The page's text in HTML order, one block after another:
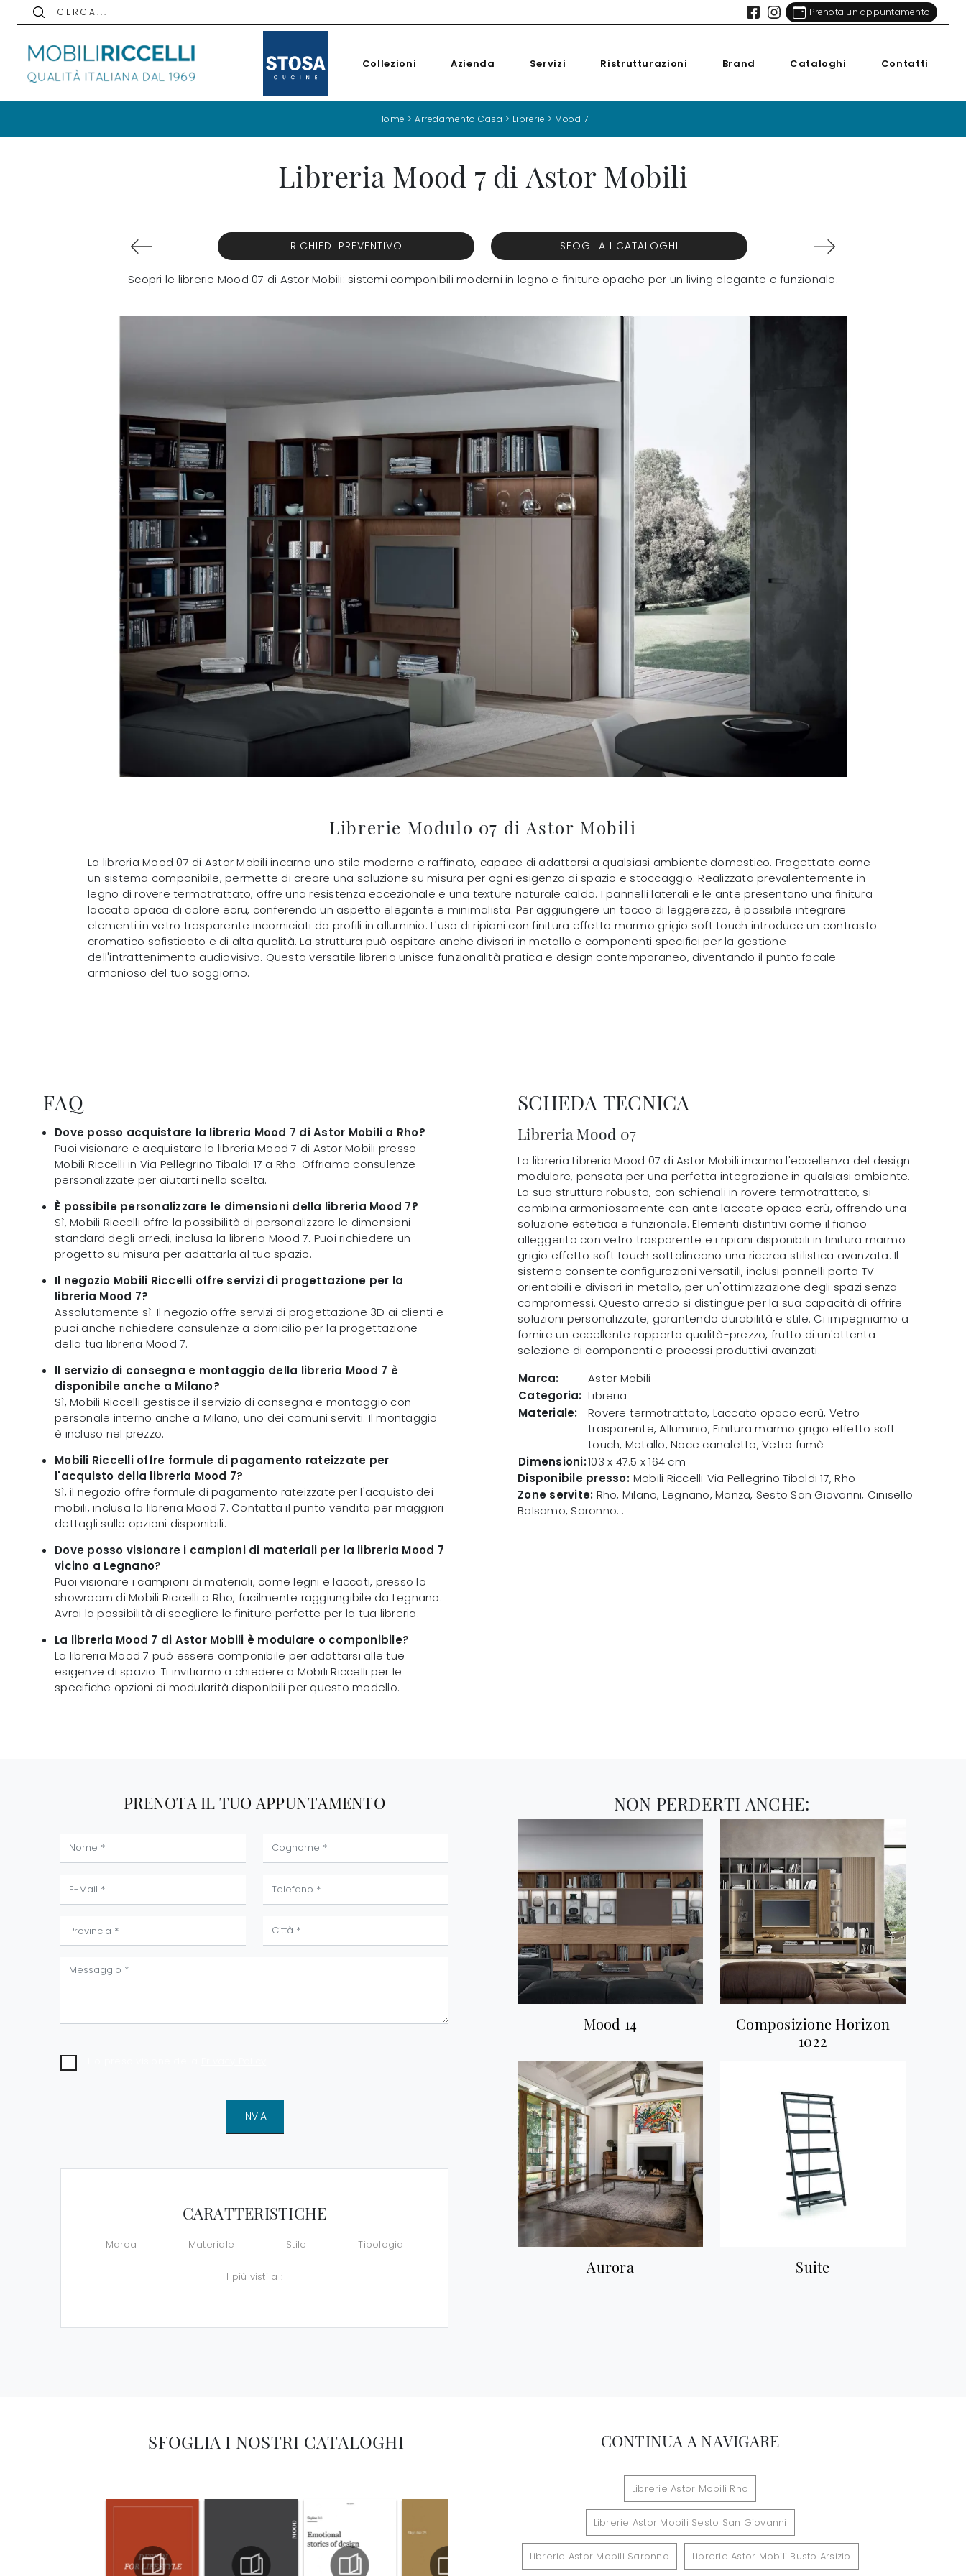
C E R C A . . . Prenota un appuntamento
Collezioni Azienda Servizi Ristrutturazioni Brand Cataloghi Contatti
Home >Arredamento Casa > Librerie > Mood 7
Libreria Mood 7 di Astor Mobili
RICHIEDI PREVENTIVO SFOGLIA I CATALOGHI
Scopri le librerie Mood 07 di Astor Mobili: sistemi componibili moderni in legno e finiture opache per un living elegante e funzionale.
Librerie Modulo 07 di Astor Mobili
La libreria Mood 07 di Astor Mobili incarna uno stile moderno e raffinato, capace di adattarsi a qualsiasi ambiente domestico. Progettata come
un sistema componibile, permette di creare una soluzione su misura per ogni esigenza di spazio e stoccaggio. Realizzata prevalentemente in
legno di rovere termotrattato, offre una resistenza eccezionale e una texture naturale calda. I pannelli laterali e le ante presentano una finitura
laccata opaca di colore ecru, conferendo un aspetto elegante e minimalista. Per aggiungere un tocco di leggerezza, è possibile integrare
elementi in vetro trasparente incorniciati da profili in alluminio. L'uso di ripiani con finitura effetto marmo grigio soft touch introduce un contrasto
cromatico sofisticato e di alta qualità. La struttura può ospitare anche divisori in metallo e componenti specifici per la gestione
dell'intrattenimento audiovisivo. Questa versatile libreria unisce funzionalità pratica e design contemporaneo, diventando il punto focale
armonioso del tuo soggiorno.
FAQ
Dove posso acquistare la libreria Mood 7 di Astor Mobili a Rho?
Puoi visionare e acquistare la libreria Mood 7 di Astor Mobili presso
Mobili Riccelli in Via Pellegrino Tibaldi 17 a Rho. Offriamo consulenze
personalizzate per aiutarti nella scelta.
È possibile personalizzare le dimensioni della libreria Mood 7?
Sì, Mobili Riccelli offre la possibilità di personalizzare le dimensioni
standard degli arredi, inclusa la libreria Mood 7. Puoi richiedere un
progetto su misura per adattarla al tuo spazio.
Il negozio Mobili Riccelli offre servizi di progettazione per la
libreria Mood 7?
Assolutamente sì. Il negozio offre servizi di progettazione 3D ai clienti e
puoi anche richiedere consulenze a domicilio per la progettazione
della tua libreria Mood 7.
Il servizio di consegna e montaggio della libreria Mood 7 è
disponibile anche a Milano?
Sì, Mobili Riccelli gestisce il servizio di consegna e montaggio con
personale interno anche a Milano, uno dei comuni serviti. Il montaggio
è incluso nel prezzo.
Mobili Riccelli offre formule di pagamento rateizzate per
l'acquisto della libreria Mood 7?
Sì, il negozio offre formule di pagamento rateizzate per l'acquisto dei
mobili, inclusa la libreria Mood 7. Contatta il punto vendita per maggiori
dettagli sulle opzioni disponibili.
Dove posso visionare i campioni di materiali per la libreria Mood 7
vicino a Legnano?
Puoi visionare i campioni di materiali, come legni e laccati, presso lo
showroom di Mobili Riccelli a Rho, facilmente raggiungibile da Legnano.
Avrai la possibilità di scegliere le finiture perfette per la tua libreria.
La libreria Mood 7 di Astor Mobili è modulare o componibile?
La libreria Mood 7 può essere componibile per adattarsi alle tue
esigenze di spazio. Ti invitiamo a chiedere a Mobili Riccelli per le
specifiche opzioni di modularità disponibili per questo modello.
SCHEDA TECNICA
Libreria Mood 07
La libreria Libreria Mood 07 di Astor Mobili incarna l'eccellenza del design
modulare, pensata per una perfetta integrazione in qualsiasi ambiente.
La sua struttura robusta, con schienali in rovere termotrattato, si
combina armoniosamente con ante laccate opaco ecrù, offrendo una
soluzione estetica e funzionale. Elementi distintivi come il fianco
alleggerito con vetro trasparente e i ripiani disponibili in finitura marmo
grigio effetto soft touch sottolineano una ricerca stilistica avanzata. Il
sistema consente configurazioni versatili, inclusi pannelli porta TV
orientabili e divisori in metallo, per un'ottimizzazione degli spazi senza
compromessi. Questo arredo si distingue per la sua capacità di offrire
soluzioni personalizzate, garantendo durabilità e stile. Ci impegniamo a
fornire un eccellente rapporto qualità-prezzo, frutto di un'attenta
selezione di componenti e processi produttivi avanzati.
Marca:
Astor Mobili
Categoria: Libreria
Materiale:
Rovere termotrattato, Laccato opaco ecrù, Vetro
trasparente, Alluminio, Finitura marmo grigio effetto soft
touch, Metallo, Noce canaletto, Vetro fumè
Dimensioni:103 x 47.5 x 164 cm
Disponibile presso: Mobili Riccelli Via Pellegrino Tibaldi 17,Rho
Zone servite: Rho, Milano, Legnano, Monza, Sesto San Giovanni, Cinisello
Balsamo, Saronno...
PRENOTA IL TUO APPUNTAMENTO
INVIA
CARATTERISTICHE
Marca Materiale Stile Tipologia
I più visti a :
NON PERDERTI ANCHE:
Mood 14
Composizione Horizon
1022
Aurora Suite
SFOGLIA I NOSTRI CATALOGHI CONTINUA A NAVIGARE
Librerie Astor Mobili Rho
Librerie Astor Mobili Sesto San Giovanni
Librerie Astor Mobili Saronno Librerie Astor Mobili Busto Arsizio